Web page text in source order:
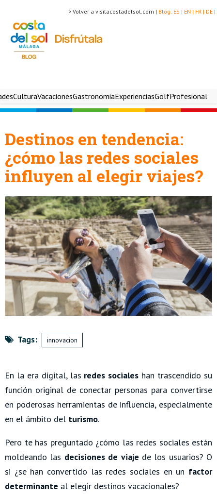
DE |
FR |
EN |
ES |
Blog:
> Volver a visitacostadelsol.com |
CulturaVacacionesGastronomiaExperienciasGolfProfesional
Destinos en tendencia:
¿cómo las redes sociales
influyen al elegir viajes?
Tags: innovacion
En la era digital, las redes sociales han trascendido su
función original de conectar personas para convertirse
en poderosas herramientas de influencia, especialmente
en el ámbito del turismo.
Pero te has preguntado ¿cómo las redes sociales están
moldeando las decisiones de viaje de los usuarios? O
si ¿se han convertido las redes sociales en un factor
determinante al elegir destinos vacacionales?